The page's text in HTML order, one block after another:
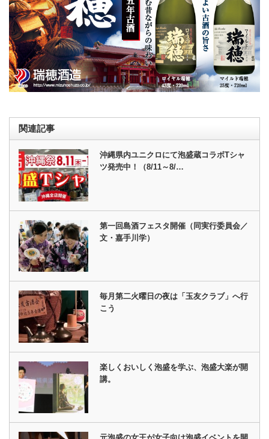
関連記事
沖縄県内ユニクロにて泡盛蔵コラボTシャ
ツ発売中！（8/11～8/…
第一回島酒フェスタ開催（同実行委員会／
文・嘉手川学）
毎月第二火曜日の夜は「玉友クラブ」へ行
こう
楽しくおいしく泡盛を学ぶ、泡盛大楽が開
講。